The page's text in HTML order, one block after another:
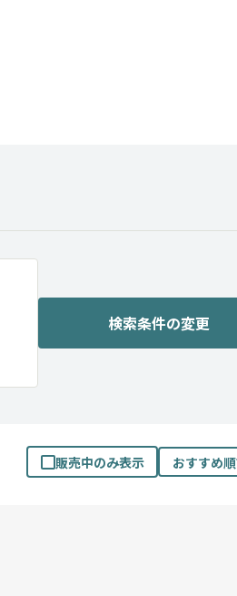
検索条件の変更
販売中のみ表示 おすすめ順